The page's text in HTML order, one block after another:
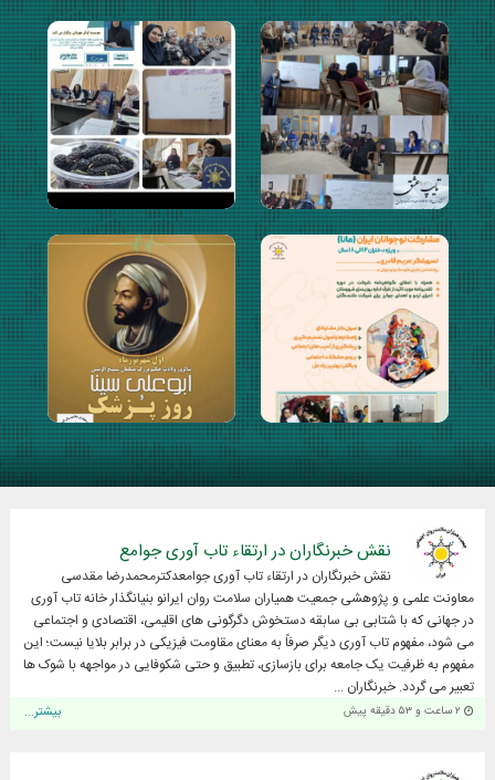
نقش خبرنگاران در ارتقاء تاب آوری جوامع
نقش خبرنگاران در ارتقاء تاب آوری جوامعدکترمحمدرضا مقدسی
معاونت علمی و پژوهشی جمعیت همیاران سلامت روان ایرانو بنیانگذار خانه تاب آوری
در جهانی که با شتابی بی سابقه دستخوش دگرگونی های اقلیمی، اقتصادی و اجتماعی
می شود، مفهوم تاب آوری دیگر صرفاً به معنای مقاومت فیزیکی در برابر بلایا نیست؛ این
مفهوم به ظرفیت یک جامعه برای بازسازی، تطبیق و حتی شکوفایی در مواجهه با شوک ها
تعبیر می گردد. خبرنگاران ...
۲ ساعت و ۵۳ دقیقه پیش بیشتر...